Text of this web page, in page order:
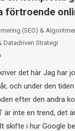
förtroende
(SEO) &
Datadriven Strategi
det här Jag har
och under den
efter den andra
är inte en trend, det
skifte i hur Google